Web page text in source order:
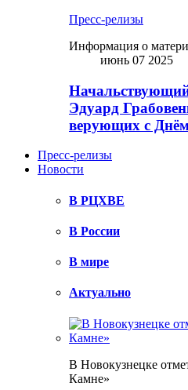
Пресс-релизы
Информация о
июнь 07 2025
Эдуард
верующих с
Пресс-релизы
Новости
В РЦХВЕ
В России
В мире
Актуально
В Новокузнецке
Камне»